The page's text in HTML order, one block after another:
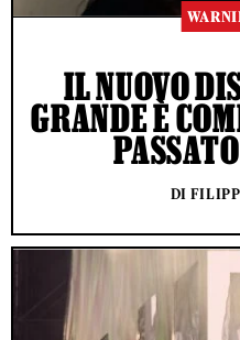
IL NUOVO
GRANDE È
DI